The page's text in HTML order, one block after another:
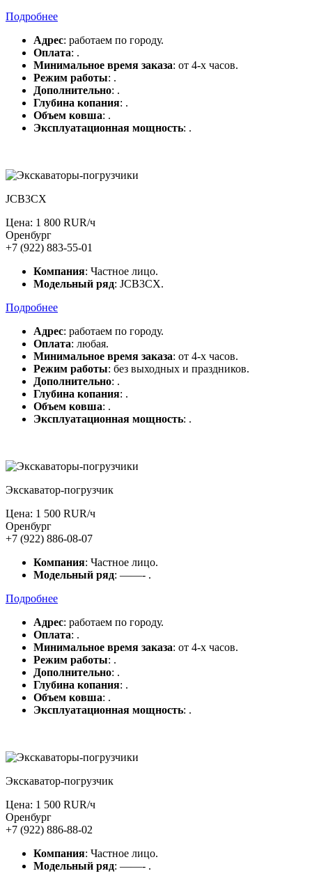
Подробнее
Адрес: работаем по городу.
Оплата: .
Минимальное время заказа: от 4-х часов.
Режим работы: .
Дополнительно: .
Глубина копания: .
Объем ковша: .
Эксплуатационная мощность: .
JCB3CX
Цена: 1 800 RUR/ч
Оренбург
+7 (922) 883-55-01
Компания: Частное лицо.
Модельный ряд: JCB3CX.
Подробнее
Адрес: работаем по городу.
Оплата: любая.
Минимальное время заказа: от 4-х часов.
Режим работы: без выходных и праздников.
Дополнительно: .
Глубина копания: .
Объем ковша: .
Эксплуатационная мощность: .
Экскаватор-погрузчик
Цена: 1 500 RUR/ч
Оренбург
+7 (922) 886-08-07
Компания: Частное лицо.
Модельный ряд: ——- .
Подробнее
Адрес: работаем по городу.
Оплата: .
Минимальное время заказа: от 4-х часов.
Режим работы: .
Дополнительно: .
Глубина копания: .
Объем ковша: .
Эксплуатационная мощность: .
Экскаватор-погрузчик
Цена: 1 500 RUR/ч
Оренбург
+7 (922) 886-88-02
Компания: Частное лицо.
Модельный ряд: ——- .